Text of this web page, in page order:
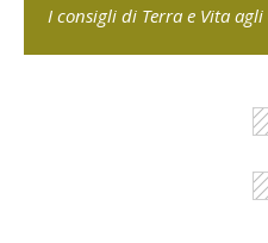
I consigli di Terra e Vita